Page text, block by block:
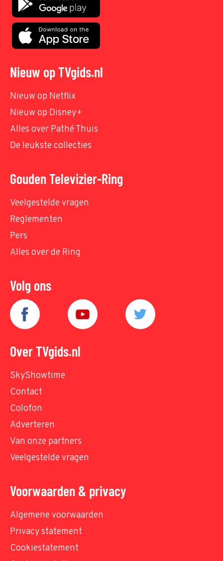
Nieuw op TVgids.nl
Nieuw op Netflix
Nieuw op Disney+
Alles over Pathé Thuis
De leukste collecties
Gouden Televizier-Ring
Veelgestelde vragen
Reglementen
Pers
Alles over de Ring
Volg ons
Over TVgids.nl
SkyShowtime
Contact
Colofon
Adverteren
Van onze partners
Veelgestelde vragen
Voorwaarden & privacy
Algemene voorwaarden
Privacy statement
Cookiestatement